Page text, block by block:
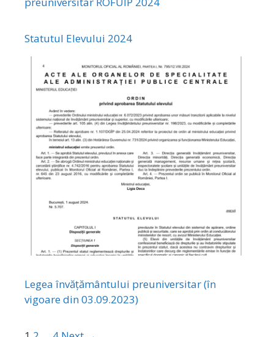
Statutul Elevului 2024
Legea învățământului preuniversitar (în
vigoare din 03.09.2023)